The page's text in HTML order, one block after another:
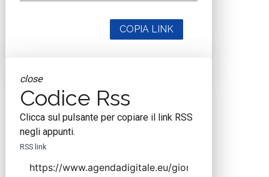
COPIA LINK
close
Codice Rss
Clicca sul pulsante per copiare il link RSS
negli appunti.
RSS link